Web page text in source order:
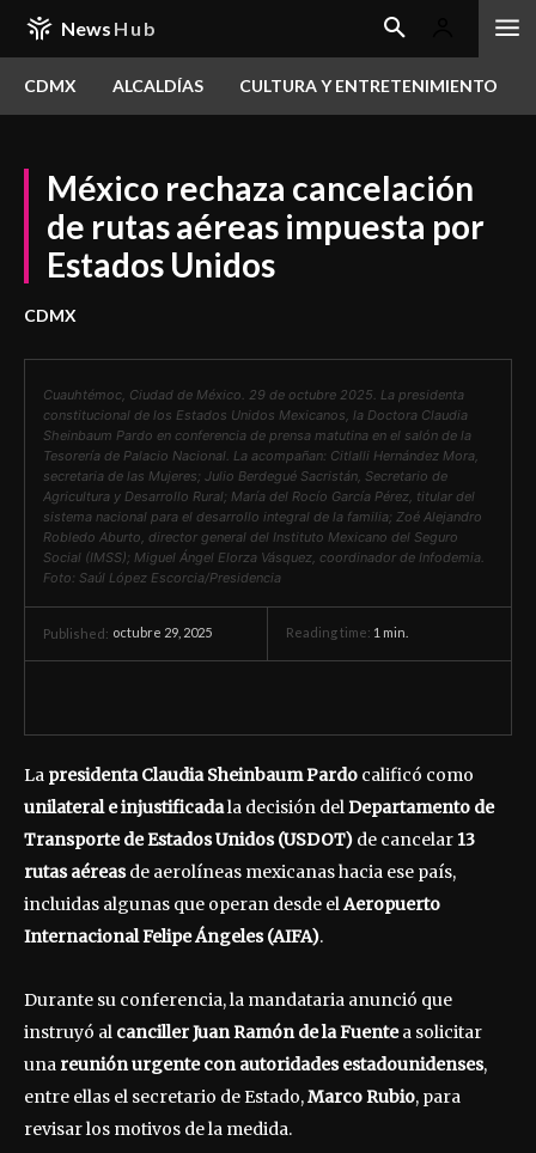
News Hub
CDMX ALCALDÍAS CULTURA Y ENTRETENIMIENTO
México rechaza cancelación
de rutas aéreas impuesta por
Estados Unidos
CDMX
Cuauhtémoc, Ciudad de México. 29 de octubre 2025. La presidenta
constitucional de los Estados Unidos Mexicanos, la Doctora Claudia
Sheinbaum Pardo en conferencia de prensa matutina en el salón de la
Tesorería de Palacio Nacional. La acompañan: Citlalli Hernández Mora,
secretaria de las Mujeres; Julio Berdegué Sacristán, Secretario de
Agricultura y Desarrollo Rural; María del Rocío García Pérez, titular del
sistema nacional para el desarrollo integral de la familia; Zoé Alejandro
Robledo Aburto, director general del Instituto Mexicano del Seguro
Social (IMSS); Miguel Ángel Elorza Vásquez, coordinador de Infodemia.
Foto: Saúl López Escorcia/Presidencia
Published: octubre 29, 2025 Reading time: 1 min.
La presidenta Claudia Sheinbaum Pardo calificó como
unilateral e injustificadala decisión delDepartamento de
Transporte de Estados Unidos (USDOT) de cancelar 13
rutas aéreasde aerolíneas mexicanas hacia ese país,
incluidas algunas que operan desde elAeropuerto
Internacional Felipe Ángeles (AIFA).
Durante su conferencia, la mandataria anunció que
instruyó al canciller Juan Ramón de la Fuentea solicitar
una reunión urgente con autoridades estadounidenses,
entre ellas el secretario de Estado,Marco Rubio, para
revisar los motivos de la medida.